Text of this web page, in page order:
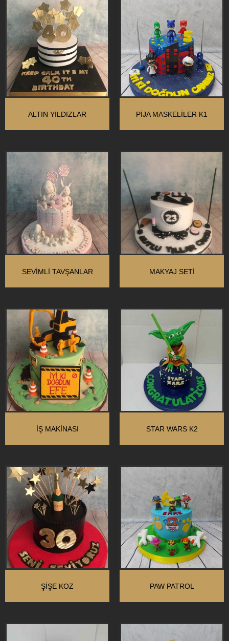
ALTIN YILDIZLAR PİJA MASKELİLER K1
SEVİMLİ TAVŞANLAR MAKYAJ SETİ
İŞ MAKINASI STAR WARS K2
ŞIŞE KOZ PAW PATROL